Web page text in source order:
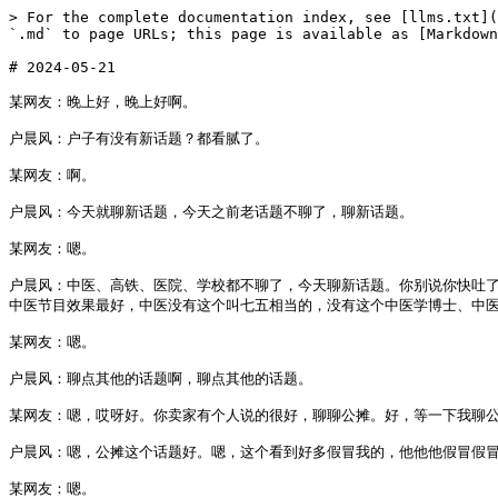
> For the complete documentation index, see [llms.txt](https://www.huchenfeng.live/llms.txt). Markdown versions of documentation pages are available by appending `.md` to page URLs; this page is available as [Markdown](https://www.huchenfeng.live/2024-nian-05-yue/2024-05-21.md).

# 2024-05-21

某网友：晚上好，晚上好啊。

户晨风：户子有没有新话题？都看腻了。

某网友：啊。

户晨风：今天就聊新话题，今天之前老话题不聊了，聊新话题。

某网友：嗯。

户晨风：中医、高铁、医院、学校都不聊了，今天聊新话题。你别说你快吐了，我也快吐了，聊点新的。你们帮我开拓一下话题，我也是江郎才尽了。这个话题有没有什么新意啊？你们有没有什么好的主意啊？搞点新的话题聊一聊。中医节目效果最好，中医没有这个叫七五相当的，没有这个中医学博士、中医学硕士，都是一群怎么讲呢，就是类似于可能名科水平的侮辱。你上麦怎么辩论中医嘛？没办法辩论的，对不对？

某网友：嗯。

户晨风：聊点其他的话题啊，聊点其他的话题。

某网友：嗯，哎呀好。你卖家有个人说的很好，聊聊公摊。好，等一下我聊公摊啊，等一下我聊公摊。

户晨风：嗯，公摊这个话题好。嗯，这个看到好多假冒我的，他他他假冒假冒呗，我也我也没办法阻止啊，我没办法阻止的。嗯嗯好，公摊是吧？好的好的，不聊中医不聊中医了啊，我也快聊吐了。

某网友：嗯。

户晨风：哈哈，这个中医、高铁、医院，还有什么教育私有化，这几个话题我聊了大半年了，从去年11月份就开始聊，应该是12月份聊到现在，已经聊了六七个月了，这个属于是高强度聊了。但是我发现一个挺奇怪的一个现象，什么现象呢？你看这些话题，什么中医高铁私有化、教育私有化、医院私有化，就这些话题在咱们直播间都聊烂了。但是我发现在简中互联网上，好像除了我们这个直播间之外，没人聊这些话题，对吧？包括什么这个文言文有没有用这些话题，没有人聊。当然了，我说是稍微大一点的主播，你别说你那个直播间几十个人一二十个人，我说稍微大点的主播好像没有。

某网友：好像。

户晨风：好像我所看到的，好像只有我们直播间在聊这个。我比较好奇，为什么别的直播间不聊呢？对吧？他也可以聊啊，他聊了他不也有人看吗？对不对？就我挺好奇的，因为我觉得我在简中互联网上啊，我垄断了这几个话题了，已经最起码在直播领域这一块吧，我认为我基本上是垄断了这个话题的，就只有我聊。你你想这就是比如说你对这几个话题有不同的观点啊，你想有一个这种怎么讲呢，呃，这个对这几个话题有不同的观点啊，你想聊出来，你在我这不见可以聊的很酣畅淋漓。嗯，好，咱们现在开始聊啊，这个聊聊什么来？先聊这个公摊吧。先聊公摊，我发现就自从我在简中互联网上冲浪以来，好多人骂公摊，说什么公摊是李嘉诚发明的。

某网友：的。

户晨风：啥是公摊？先给大家科普一下什么是公摊。就公摊，假如说你买一房子，这房子比如说150平米或者100平米，就算100平米吧，那实际上你家里面的这个所有的面积加起来，它是没有100平米的，可能也就是90平米，或者说80大几平米。那为什么呢？那你说我这房产证上写的100平米，怎么只有80多平米呢？对吧？实际使用面积怎么只有这么多呢？只有90平米呢？写的是100平米，那因为剩下这10平米呢，是在公共空间里面被均摊了。什么意思啊？比如说你家那走廊，那你住的房子都有走廊吧？那走廊也占地啊，那走廊也有这个，比如说占了五平米，占了十平米，那这个走廊这个占地谁来出这个成本呢？或者这个所谓的占地面积谁来出呢？那就从这个每一户的这个面积里面来匀出来，大概就是这个意思啊，大概就是这个意思。所以说呢，最终呢，你的房子，你可能房子证上写一百平，那最终呢，可能只有九十平。然后就去说李嘉诚发明了公摊面积，太坏了。李嘉诚我觉得挺搞笑的，这个世界上计量房子不同面积的方式有很多种，那为什么一定要用李嘉诚那种呢？那不能用其他的方式吗？对吧？你为什么要用这一种呢？这个公共摊面积是谁发明的并不重要啊，它可以是李嘉诚发明的，它也可以不是，这个不重要，重要的是你为什么要使用这套标准呢？对不对？这才是最重要的，对吧？我发现怎么简中互联网上怎么讨论问题，咱们得有逻辑的讨论问题，对不对？这个就是公摊面积啊，来咱们开始PK啊，开始PK，来PK上麦的啊，咱们不聊老话题啊，不聊老的话题啊，聊聊这个这个啊，这个这个不同观点啊，新的话题的不同观点啊。好，咱们现在可以PK了啊，可以PK了。嗯，OK呀，感谢我xxxx总才好，感谢我xxxx总监长啊，感谢xxxx总啊，感谢xxxx总，十分感谢啊，感谢。

某网友：因。

户晨风：为你这个学历不够，所以说聊不了。

某网友：不是我，我只想告诉你就是中医最近都不要聊了吧，因为我不知道你有没有看相关信息吧，我是建议你不要聊了。

户晨风：嗯，好的，好感谢你啊，还有什么观点？

某网友：没有。

户晨风：就这样好吧？嗯，好，再见啊，拜拜。

某网友：嗯。

户晨风：好好好，下一个啊，下一个。嗯嗯，下一个啊，户子怎么上来就没有攻击啊？谁攻击了？这不是很友好的讨论吗？谁攻击了？没有攻击啊，咱们肯定得互相尊重啊，是不是？来咱们接着PK啊，有不同观点咱们直接PK聊啊。啥话题？今天不像话题啊，今天不像话题啊，聊点其他的话题，不聊老话题了。好，下一个啊，下一个。感谢xxxx，感谢xxxx的粉心巧克力，感谢。好，这个来接着PK，接着PK。这个我是我是这样，我是可以和任何网友和主播交流不同观点的，我也喜欢和不同人交流不同观点，对吧？这也挺有意思的。好，下一个，下一个，来来，这个不同观点的来直接直接开直播，咱们PK聊，直接开直播，咱们PK聊。怎么没人PK了？没找到怎么PK？你没找到你要开直播才可以PK，开直播点这个PK按钮，输入我的名字就可以跟我PK了。我是非常鼓励你们开直播跟我PK的，为什么呢？因为很简单，你如果说很好，你不仅能收获金钱，你还能收获什么呢？你还能收获就是说这个认同你观点的人。所以说跟你跟我PK啊，就是说能获得很多的好处啊，直接的或者间接的好处。

某网友：啊，请讲。你好，我想问一下就是你怎么看就是现在就是网上对呃日本核污水强烈谴责，对那个俄罗斯伯利这个西那个伯利县那个。

户晨风：这个话题不聊，还有其他什么话题吗？

某网友：这个话题也。

户晨风：不聊，这个话题不聊，还有什么话题？

某网友：行，那暂时没有了。

户晨风：我先下去了，再见。不是啊，你这这什么核废水这话题，这都就这个都是去年十月份的事了吧？不是不是我不什么那个，都去年十月了，这还哪这都这都够大半年了。

某网友：你好，你好，你好，嗯，请讲。就我是觉得就是我对你的，我觉得你说的公摊很不对。我也不知道为什么手机就一直推送你的视频，所以呢然后今天也是第一次看你直播，我x总感觉你为了掐饭总是跟广大的网友对着干。然后我之前一直都是看你的视频切片，x总感觉你你你这个互联网被你玩明白了，为了掐饭也是。今天就好像今天美国跟中国好你就占美国，今天美国跟中国不好你就占中国，就感觉你是墙头草。

户晨风：你。

某网友：说完你接着说，你接着说然后呢？我不知道为什么就是x总想跟你连个麦然后想骂你一顿，但是我觉得连上麦之后呢我又觉得骂你也没什么用。然后如果你刚刚我本来是不想跟你PK的，但是你说那个公摊我就觉得不对了，什么是公摊呢？

户晨风：好，这样啊，咱们慢慢聊，不着急，咱们就聊公摊，你先讲，我充分尊重。

某网友：公摊的话就打个比方，我去就好像是当了婊子。

户晨风：又立牌，咱们不要进行攻击性的词汇，你说你的观点。

某网友：就是好，就打个比方，我去市场上买西瓜，五块钱一斤，但是我不要皮是十块钱一斤。但是在生活中很多人是混淆了这个概念，他只跟你说这个房子是多少钱多少钱一平，但是从来不会跟你讲。比如有一些新闻啊，比如农创的一个公摊达到了30%多、40%多，青岛和东北方一些城市动不动就